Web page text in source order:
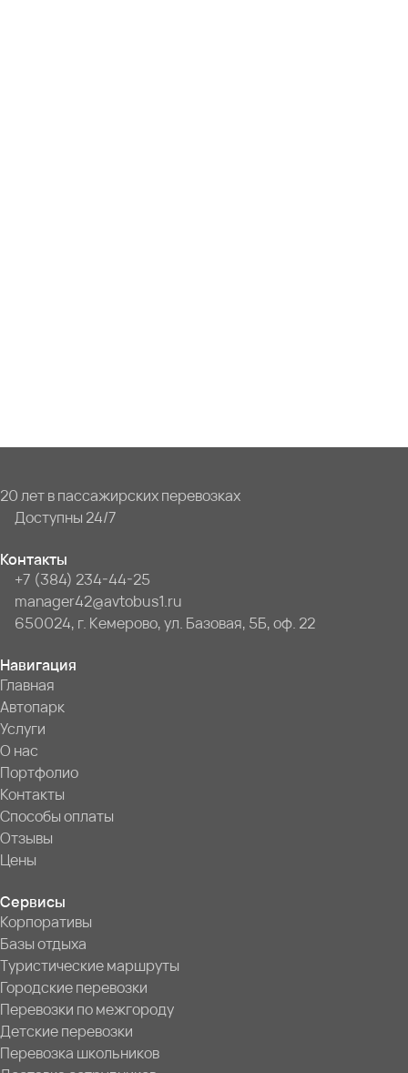
20 лет в пассажирских перевозках
Доступны 24/7
Контакты
+7 (384) 234-44-25
manager42@avtobus1.ru
650024, г. Кемерово, ул. Базовая, 5Б, оф. 22
Навигация
Главная
Автопарк
Услуги
О нас
Портфолио
Контакты
Способы оплаты
Отзывы
Цены
Сервисы
Корпоративы
Базы отдыха
Туристические маршруты
Городские перевозки
Перевозки по межгороду
Детские перевозки
Перевозка школьников